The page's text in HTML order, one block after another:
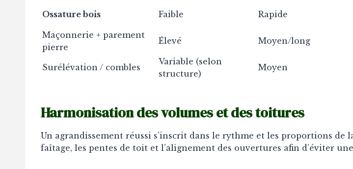
Ossature bois Faible Rapide
Maçonnerie + parement
pierre
Élevé Moyen/long
Surélévation / combles
Variable (selon
structure)
Moyen
Harmonisation des volumes et des toitures
Un agrandissement réussi s’inscrit dans le rythme et les proportions
faîtage, les pentes de toit et l’alignement des ouvertures afin d’éviter